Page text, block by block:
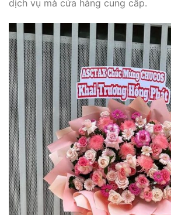
dịch vụ mà cửa hàng cung cấp.